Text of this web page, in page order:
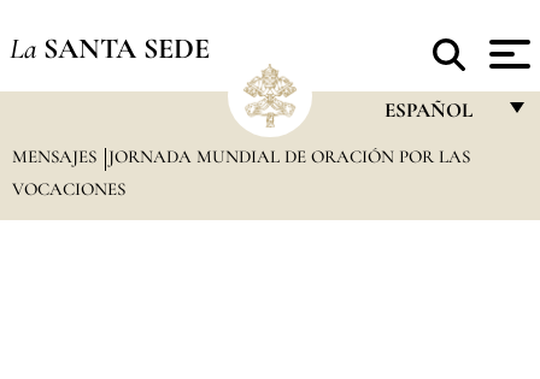
La SANTA SEDE
ESPAÑOL
FRANÇAIS
MENSAJES
JORNADA MUNDIAL DE ORACIÓN POR LAS
VOCACIONES